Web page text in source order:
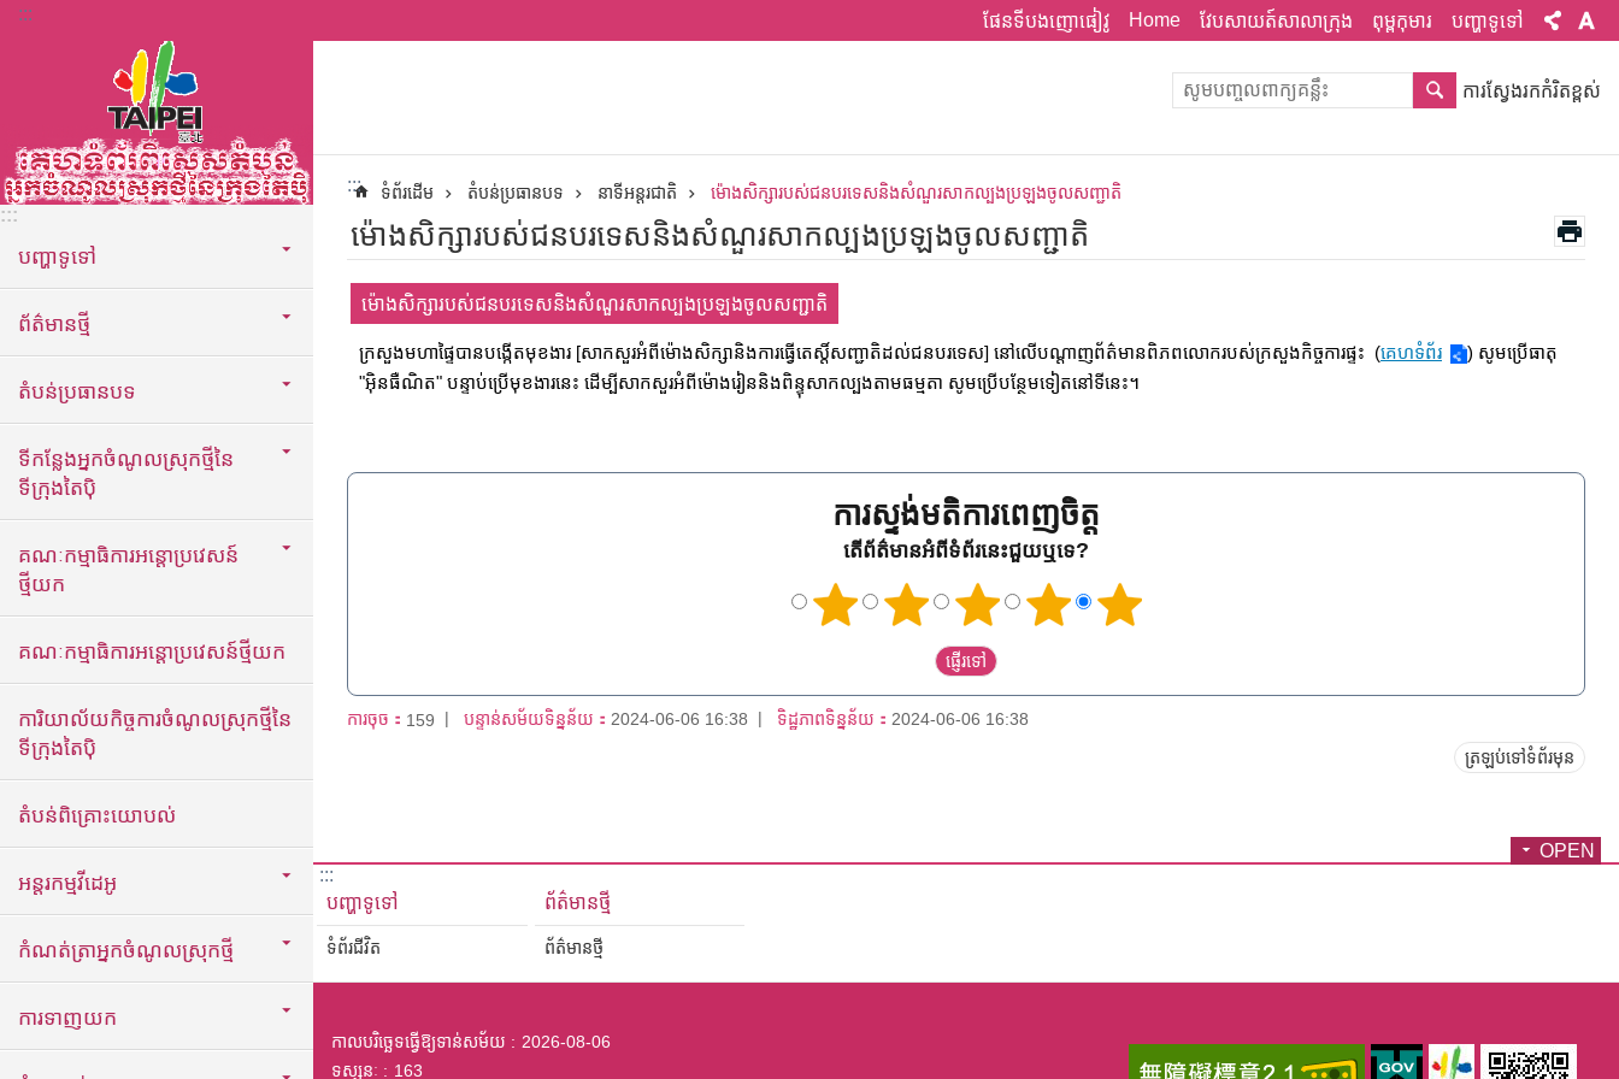
ទៅកាន់មាតិកាប្លុកមាតិកាសំខាន់
::: ផែនទីបងញោផៀវូ Home វែបសាយត៍សាលាក្រុង ពុម្ពកុមារ បញ្ហាទូទៅ
:::
បញ្ហាទូទៅ
ព័ត៌មានថ្មី
តំបន់ប្រធានបទ
ទីកន្លែងអ្នកចំណូលស្រុកថ្មីនៃ
ទីក្រុងតៃប៉ិ
គណៈកម្មាធិការអន្តោប្រវេសន៍
ថ្មីយក
គណៈកម្មាធិការអន្តោប្រវេសន៍ថ្មីយក
ការិយាល័យកិច្ចការចំណូលស្រុកថ្មីនៃ
ទីក្រុងតៃប៉ិ
តំបន់ពិគ្រោះយោបល់
អន្តរកម្មវីដេអូ
កំណត់ត្រាអ្នកចំណូលស្រុកថ្មី
ការទាញយក
ការស្វែងរកកំរិតខ្ពស់
::: ទំព័រដើម តំបន់ប្រធានបទ នាទីអន្តរជាតិ​ ម៉ោងសិក្សារបស់ជនបរទេសនិងសំណួរសាកល្បងប្រឡងចូលសញ្ជាតិ
ម៉ោងសិក្សារបស់ជនបរទេសនិងសំណួរសាកល្បងប្រឡងចូលសញ្ជាតិ
ម៉ោងសិក្សារបស់ជនបរទេសនិងសំណួរសាកល្បងប្រឡងចូលសញ្ជាតិ
ក្រសួងមហាផ្ទៃបានបង្កើតមុខងារ [សាកសួរអំពីម៉ោងសិក្សានិងការធ្វើតេស្តិ៍សញ្ជាតិដល់ជនបរទេស] នៅលើបណ្តាញព័ត៌មានពិភពលោករបស់ក្រសួងកិច្ចការផ្ទះ (គេហទំព័រ
) សូមប្រើធាតុ
"អ៊ិនធឺណិត" បន្ទាប់ប្រើមុខងារនេះ ដើម្បីសាកសួរអំពីម៉ោងរៀននិងពិន្ទុសាកល្បងតាមធម្មតា សូមប្រើបន្ថែមទៀតនៅទីនេះ។
ការស្ទង់មតិការពេញចិត្ត
តើព័ត៌មានអំពីទំព័រនេះជួយឬទេ?
ការចុច： 159 បន្ទាន់សម័យទិន្នន័យ： 2024-06-06 16:38 ទិដ្ឋភាពទិន្នន័យ： 2024-06-06 16:38
ត្រឡប់ទៅទំព័រមុន
OPEN
:::
បញ្ហាទូទៅ
ទំព័រជីវិត
ព័ត៌មានថ្មី
ព័ត៌មានថ្មី
កាលបរិច្ឆេទធ្វើឱ្យទាន់សម័យ
2026-08-06
ទស្សនៈ
163